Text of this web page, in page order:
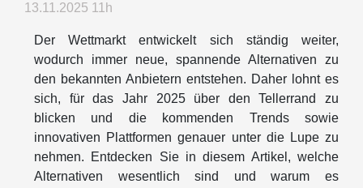
13.11.2025 11h
Der Wettmarkt entwickelt sich ständig weiter,
wodurch immer neue, spannende Alternativen zu
den bekannten Anbietern entstehen. Daher lohnt es
sich, für das Jahr 2025 über den Tellerrand zu
blicken und die kommenden Trends sowie
innovativen Plattformen genauer unter die Lupe zu
nehmen. Entdecken Sie in diesem Artikel, welche
Alternativen wesentlich sind und warum es